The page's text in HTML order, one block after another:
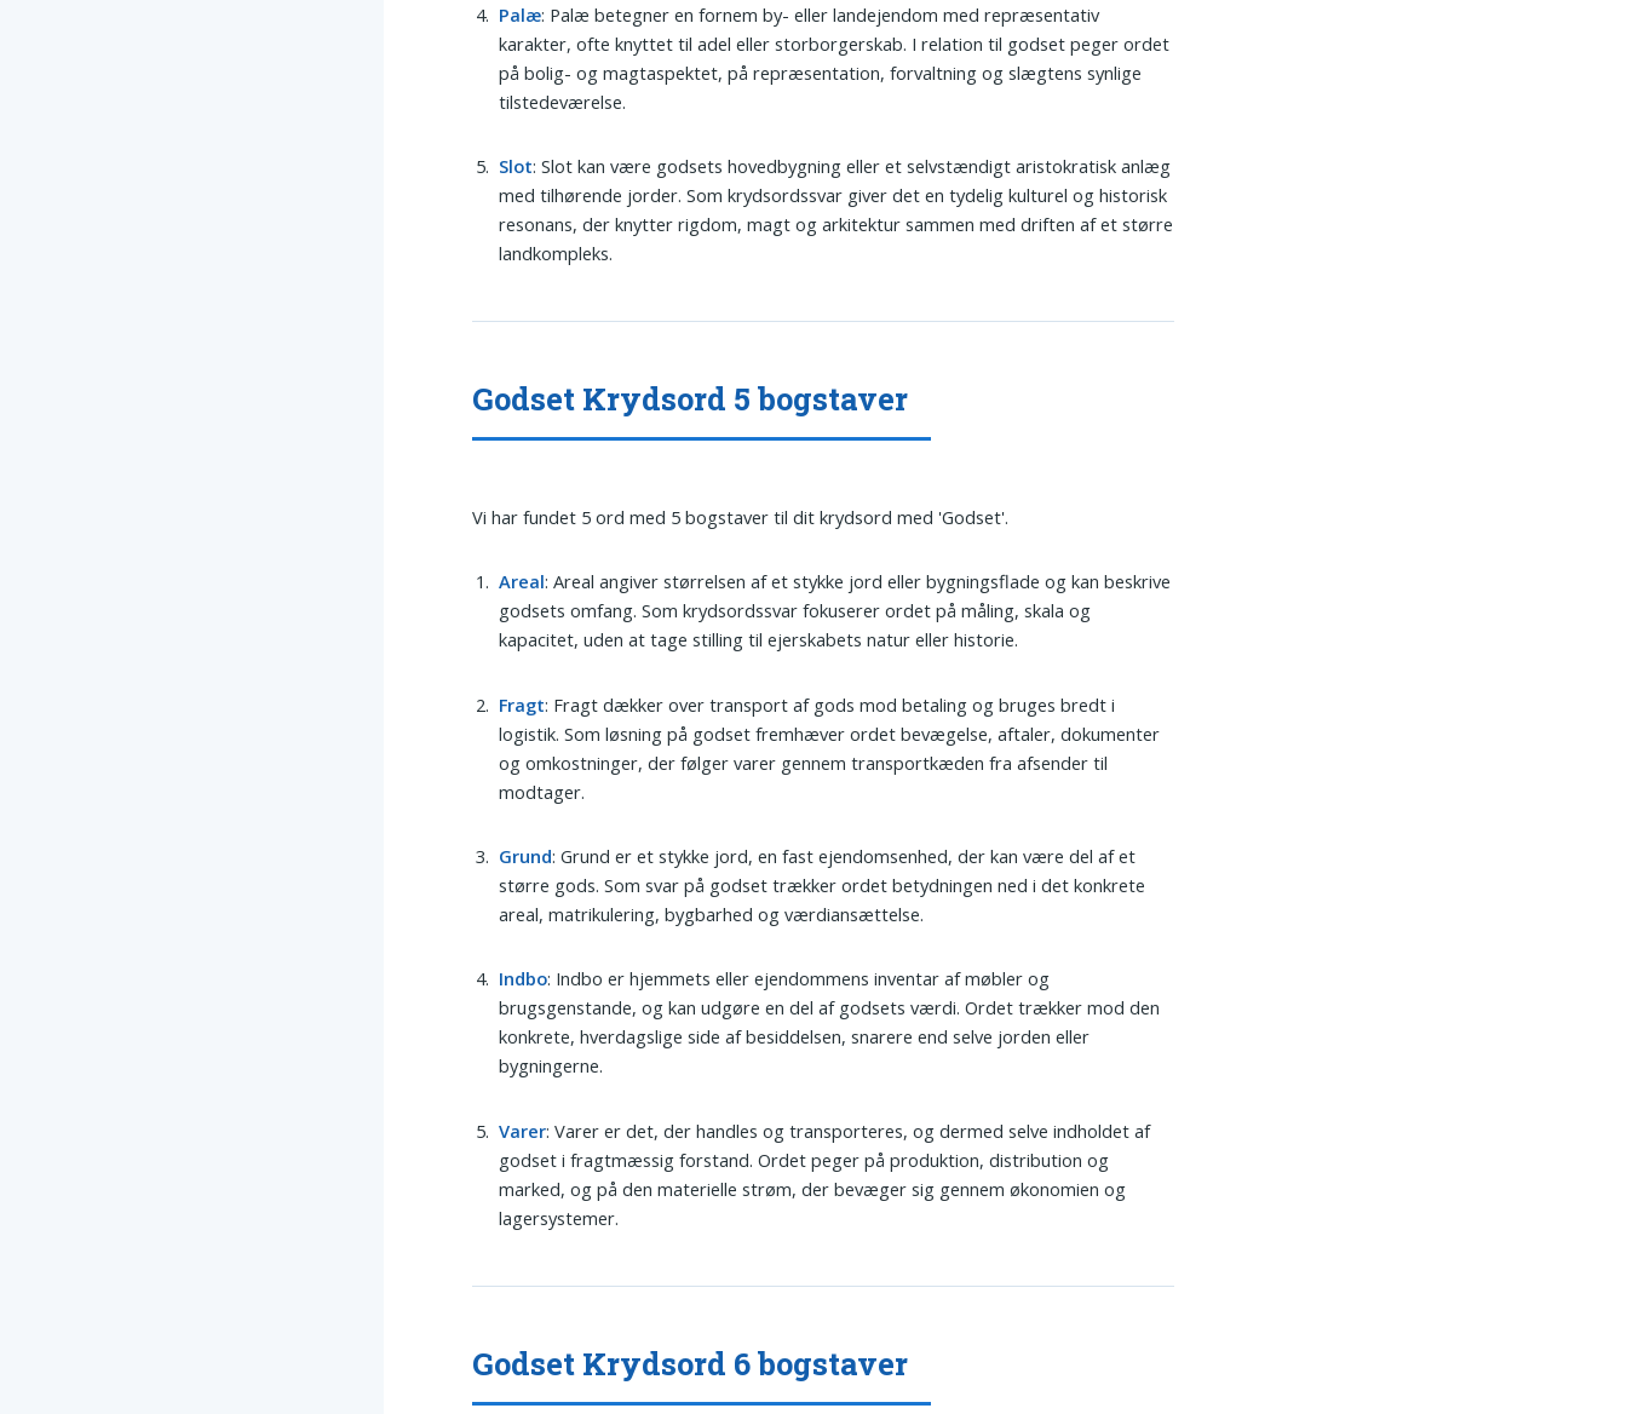
Palæ: Palæ betegner en fornem by- eller landejendom med repræsentativ
karakter, ofte knyttet til adel eller storborgerskab. I relation til godset peger ordet
på bolig- og magtaspektet, på repræsentation, forvaltning og slægtens synlige
tilstedeværelse.
Slot: Slot kan være godsets hovedbygning eller et selvstændigt aristokratisk anlæg
med tilhørende jorder. Som krydsordssvar giver det en tydelig kulturel og historisk
resonans, der knytter rigdom, magt og arkitektur sammen med driften af et større
landkompleks.
Godset Krydsord 5 bogstaver
Vi har fundet 5 ord med 5 bogstaver til dit krydsord med 'Godset'.
Areal: Areal angiver størrelsen af et stykke jord eller bygningsflade og kan beskrive
godsets omfang. Som krydsordssvar fokuserer ordet på måling, skala og
kapacitet, uden at tage stilling til ejerskabets natur eller historie.
Fragt: Fragt dækker over transport af gods mod betaling og bruges bredt i
logistik. Som løsning på godset fremhæver ordet bevægelse, aftaler, dokumenter
og omkostninger, der følger varer gennem transportkæden fra afsender til
modtager.
Grund: Grund er et stykke jord, en fast ejendomsenhed, der kan være del af et
større gods. Som svar på godset trækker ordet betydningen ned i det konkrete
areal, matrikulering, bygbarhed og værdiansættelse.
Indbo: Indbo er hjemmets eller ejendommens inventar af møbler og
brugsgenstande, og kan udgøre en del af godsets værdi. Ordet trækker mod den
konkrete, hverdagslige side af besiddelsen, snarere end selve jorden eller
bygningerne.
Varer: Varer er det, der handles og transporteres, og dermed selve indholdet af
godset i fragtmæssig forstand. Ordet peger på produktion, distribution og
marked, og på den materielle strøm, der bevæger sig gennem økonomien og
lagersystemer.
Godset Krydsord 6 bogstaver